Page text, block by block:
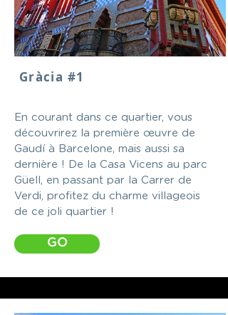
Gràcia #1
En courant dans ce quartier, vous
découvrirez la première œuvre de
Gaudí à Barcelone, mais aussi sa
dernière ! De la Casa Vicens au parc
Güell, en passant par la Carrer de
Verdi, profitez du charme villageois
de ce joli quartier !
GO